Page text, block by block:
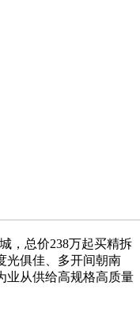
，总价238万起买精拆
光俱佳、多开间朝南
业从供给高规格高质量